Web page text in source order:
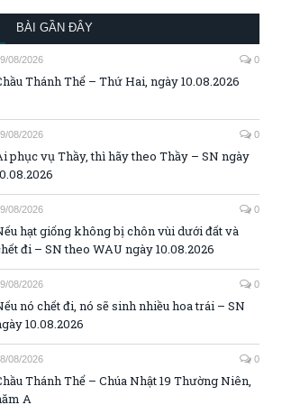
BÀI GẦN ĐÂY
08/2026 0
Thánh Thể – Thứ Hai, ngày 10.08.2026
08/2026 0
phục vụ Thầy, thì hãy theo Thầy – SN ngày
08/2026 0
hạt giống không bị chôn vùi dưới đất và
đi – SN theo WAU ngày 10.08.2026
08/2026 0
nó chết đi, nó sẽ sinh nhiều hoa trái – SN
10.08.2026
08/2026 0
Thánh Thể – Chúa Nhật 19 Thường Niên,
A